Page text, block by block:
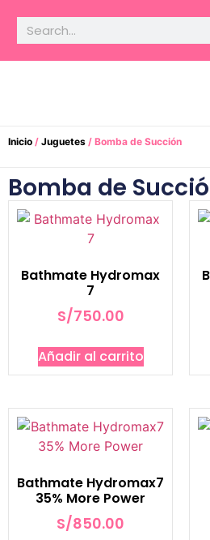
Inicio / Juguetes / Bomba de Succión
Bomba de
Bathmate Hydromax
7
S/750.00
Añadir al carrito
Bathmate Hydromax7
35% More Power
S/850.00